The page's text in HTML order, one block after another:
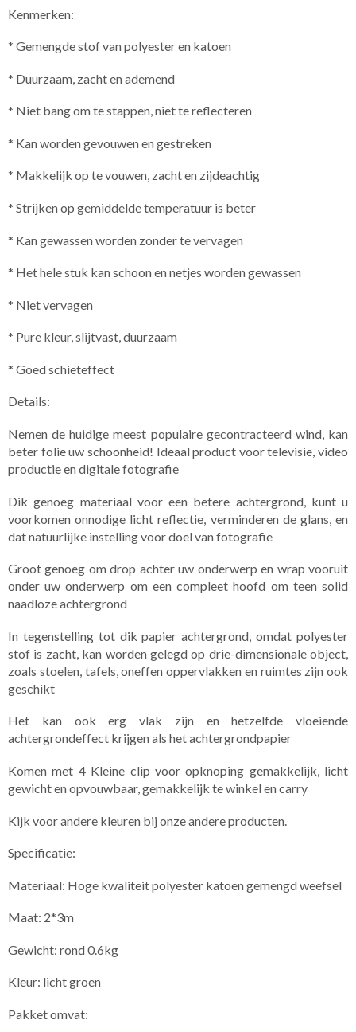
Kenmerken:
* Gemengde stof van polyester en katoen
* Duurzaam, zacht en ademend
* Niet bang om te stappen, niet te reflecteren
* Kan worden gevouwen en gestreken
* Makkelijk op te vouwen, zacht en zijdeachtig
* Strijken op gemiddelde temperatuur is beter
* Kan gewassen worden zonder te vervagen
* Het hele stuk kan schoon en netjes worden gewassen
* Niet vervagen
* Pure kleur, slijtvast, duurzaam
* Goed schieteffect
Details:
Nemen de huidige meest populaire gecontracteerd wind, kan
beter folie uw schoonheid! Ideaal product voor televisie, video
productie en digitale fotografie
Dik genoeg materiaal voor een betere achtergrond, kunt u
voorkomen onnodige licht reflectie, verminderen de glans, en
dat natuurlijke instelling voor doel van fotografie
Groot genoeg om drop achter uw onderwerp en wrap vooruit
onder uw onderwerp om een compleet hoofd om teen solid
naadloze achtergrond
In tegenstelling tot dik papier achtergrond, omdat polyester
stof is zacht, kan worden gelegd op drie-dimensionale object,
zoals stoelen, tafels, oneffen oppervlakken en ruimtes zijn ook
geschikt
Het kan ook erg vlak zijn en hetzelfde vloeiende
achtergrondeffect krijgen als het achtergrondpapier
Komen met 4 Kleine clip voor opknoping gemakkelijk, licht
gewicht en opvouwbaar, gemakkelijk te winkel en carry
Kijk voor andere kleuren bij onze andere producten.
Specificatie:
Materiaal: Hoge kwaliteit polyester katoen gemengd weefsel
Maat: 2*3m
Gewicht: rond 0.6kg
Kleur: licht groen
Pakket omvat: